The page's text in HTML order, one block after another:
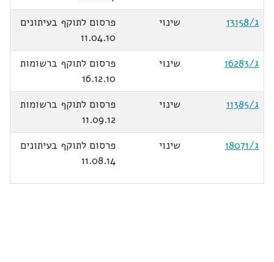
ג/13158
שינוי
פרסום לתוקף בעיתונים
11.04.10
ג/16283
שינוי
פרסום לתוקף ברשומות
16.12.10
ג/11385
שינוי
פרסום לתוקף ברשומות
11.09.12
ג/18071
שינוי
פרסום לתוקף בעיתונים
11.08.14